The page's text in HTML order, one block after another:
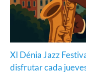
XI Dénia Jazz
disfrutar cada